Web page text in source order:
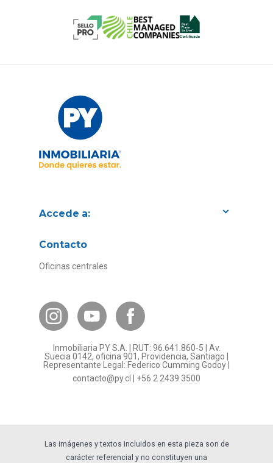
Accede a:
Canal de Transparencia
Bases Legales
¿Por qué invertir en PY?
Preguntas frecuentes
Formulario Referidos PY
Términos y Condiciones
Contacto
Oficinas centrales
Inmobiliaria PY S.A. | RUT: 96.641.860-5 | Av.
Suecia 0142, oficina 901, Providencia, Santiago |
Representante Legal: Federico Cumming Godoy |
contacto@py.cl | +56 2 2439 3500
Las imágenes y textos incluidos en esta pieza son de
carácter referencial y no constituyen una